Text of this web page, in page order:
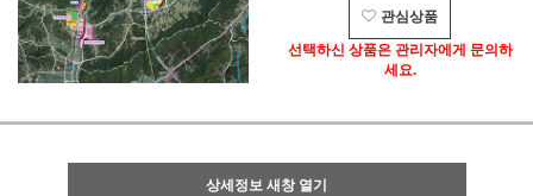
관심상품
선택하신 상품은 관리자에게 문의하
세요.
상세정보 새창 열기